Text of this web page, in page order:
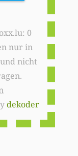
0
nur in
nicht
dekoder